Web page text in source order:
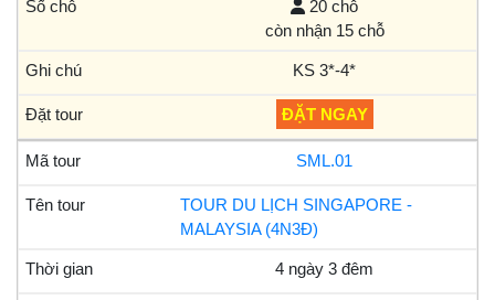
20 chỗ
còn nhận 15 chỗ
KS 3*-4*
ĐẶT NGAY
SML.01
TOUR DU LỊCH SINGAPORE -
MALAYSIA (4N3Đ)
4 ngày 3 đêm